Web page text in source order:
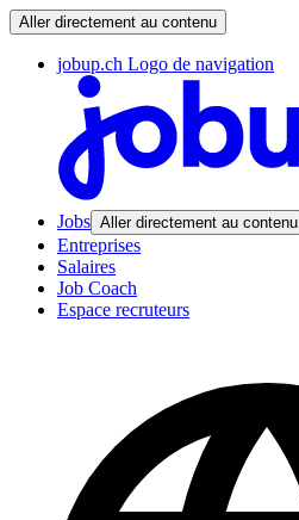
Aller directement au contenu
jobup.ch Logo de navigation
Jobs Aller directement au contenu
Entreprises
Salaires
Job Coach
Espace recruteurs